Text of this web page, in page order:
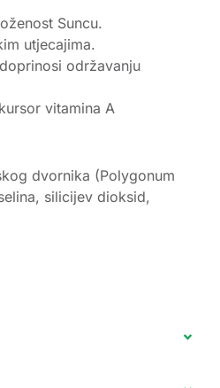
Suncu.
utjecajima.
održavanju
vitamina A
dvornika (Polygonum
silicijev dioksid,